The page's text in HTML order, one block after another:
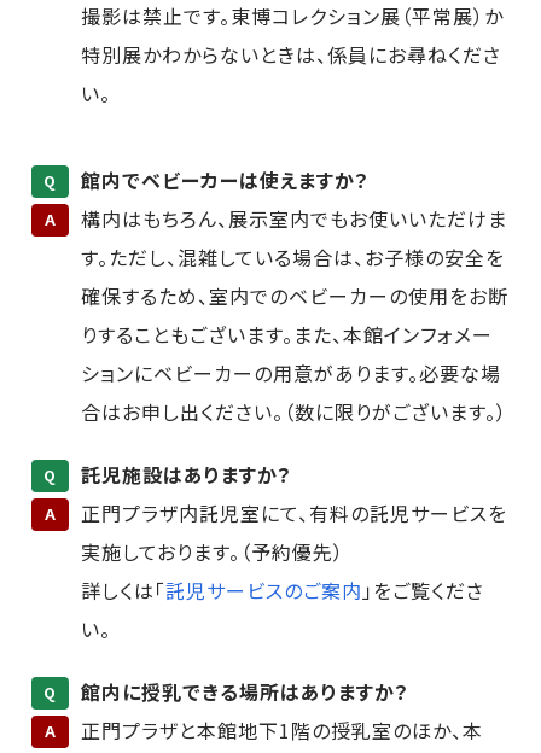
撮影は禁止です。東博コレクション展（平常展）か
特別展かわからないときは、係員にお尋ねくださ
い。
Q 館内でベビーカーは使えますか？
A
構内はもちろん、展示室内でもお使いいただけま
す。ただし、混雑している場合は、お子様の安全を
確保するため、室内でのベビーカーの使用をお断
りすることもございます。また、本館インフォメー
ションにベビーカーの用意があります。必要な場
合はお申し出ください。（数に限りがございます。）
Q 託児施設はありますか？
A
正門プラザ内託児室にて、有料の託児サービスを
実施しております。（予約優先）
詳しくは「託児サービスのご案内」をご覧くださ
い。
Q 館内に授乳できる場所はありますか？
A
正門プラザと本館地下1階の授乳室のほか、本